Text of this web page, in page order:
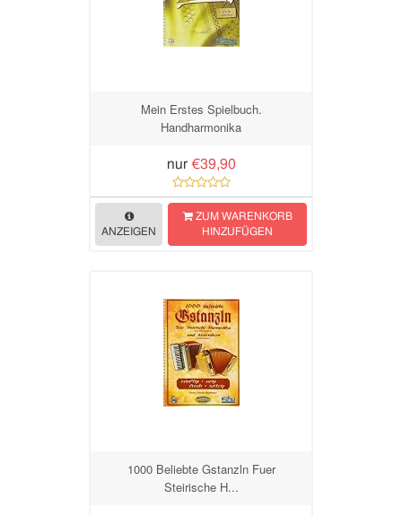
Mein Erstes Spielbuch.
Handharmonika
nur €39,90
ANZEIGEN
ZUM WARENKORB
HINZUFÜGEN
1000 Beliebte Gstanzln Fuer
Steirische H...